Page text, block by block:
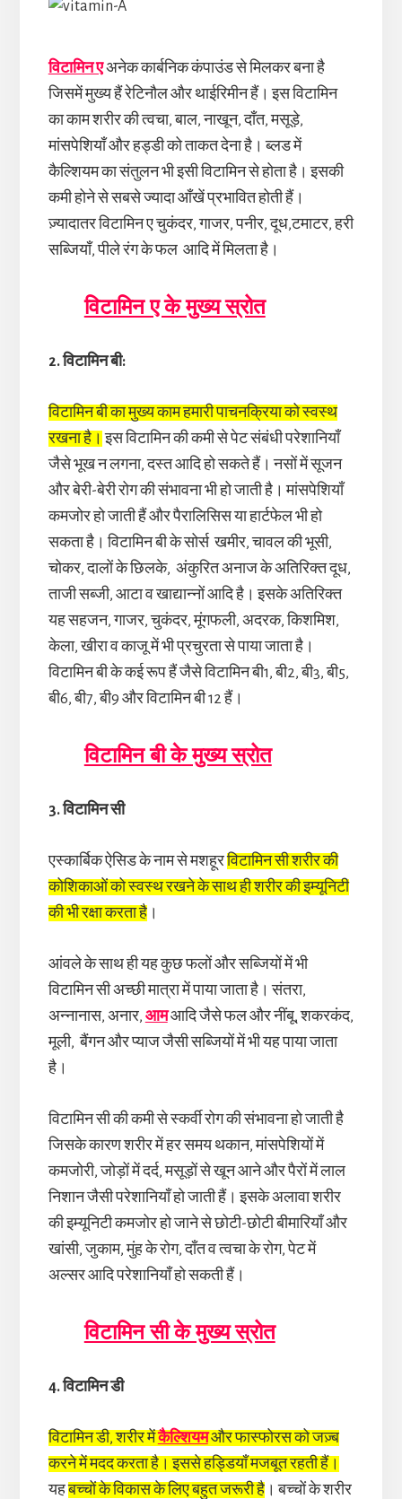
विटामिन एअनेक कार्बनिक कंपाउंड से मिलकर बना है
जिसमें मुख्य हैं रेटिनौल और थाईरिमीन हैं। इस विटामिन
का काम शरीर की त्वचा, बाल, नाखून, दाँत, मसूड़े,
मांसपेशियाँ और हड्डी को ताकत देना है। ब्लड में
कैल्शियम का संतुलन भी इसी विटामिन से होता है। इसकी
कमी होने से सबसे ज्यादा आँखें प्रभावित होती हैं।
ज़्यादातर विटामिन ए चुकंदर, गाजर, पनीर, दूध,टमाटर, हरी
सब्जियाँ, पीले रंग के फल आदि में मिलता है।
विटामिन ए के मुख्य स्रोत
2. विटामिन बी:
विटामिन बी का मुख्य काम हमारी पाचनक्रिया को स्वस्थ
रखना है। इस विटामिन की कमी से पेट संबंधी परेशानियाँ
जैसे भूख न लगना, दस्त आदि हो सकते हैं। नसों में सूजन
और बेरी-बेरी रोग की संभावना भी हो जाती है। मांसपेशियाँ
कमजोर हो जाती हैं और पैरालिसिस या हार्टफेल भी हो
सकता है। विटामिन बी के सोर्स खमीर, चावल की भूसी,
चोकर, दालों के छिलके, अंकुरित अनाज के अतिरिक्त दूध,
ताजी सब्जी, आटा व खाद्यान्नों आदि है। इसके अतिरिक्त
यह सहजन, गाजर, चुकंदर, मूंगफली, अदरक, किशमिश,
केला, खीरा व काजू में भी प्रचुरता से पाया जाता है।
विटामिन बी के कई रूप हैं जैसे विटामिन बी1, बी2, बी3, बी5,
बी6, बी7, बी9 और विटामिन बी 12 हैं।
विटामिन बी के मुख्य स्रोत
3. विटामिन सी
एस्कार्बिक ऐसिड के नाम से मशहूरविटामिन सी शरीर की
कोशिकाओं को स्वस्थ रखने के साथ ही शरीर की इम्यूनिटी
की भी रक्षा करता है।
आंवले के साथ ही यह कुछ फलों और सब्जियों में भी
विटामिन सी अच्छी मात्रा में पाया जाता है। संतरा,
अन्नानास, अनार, आमआदि जैसे फल और नींबू, शकरकंद,
मूली, बैंगन और प्याज जैसी सब्जियों में भी यह पाया जाता
है।
विटामिन सी की कमी से स्कर्वी रोग की संभावना हो जाती है
जिसके कारण शरीर में हर समय थकान, मांसपेशियों में
कमजोरी, जोड़ों में दर्द, मसूड़ों से खून आने और पैरों में लाल
निशान जैसी परेशानियाँ हो जाती हैं। इसके अलावा शरीर
की इम्यूनिटी कमजोर हो जाने से छोटी-छोटी बीमारियाँ और
खांसी, जुकाम, मुंह के रोग, दाँत व त्वचा के रोग, पेट में
अल्सर आदि परेशानियाँ हो सकती हैं।
विटामिन सी के मुख्य स्रोत
4. विटामिन डी
विटामिन डी, शरीर मेंकैल्शियमऔर फास्फोरस को जज़्ब
करने में मदद करता है। इससे हड्डियाँ मजबूत रहती हैं।
यहबच्चों के विकास के लिए बहुत जरूरी है। बच्चों के शरीर